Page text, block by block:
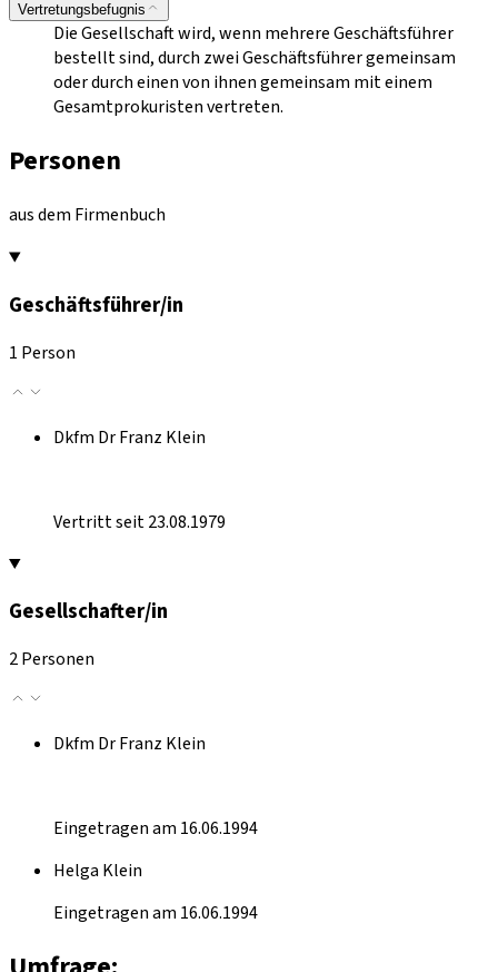
Vertretungsbefugnis
Die Gesellschaft wird, wenn mehrere Geschäftsführer
bestellt sind, durch zwei Geschäftsführer gemeinsam
oder durch einen von ihnen gemeinsam mit einem
Gesamtprokuristen vertreten.
Personen
aus dem Firmenbuch
Geschäftsführer/in
1 Person
Dkfm Dr Franz Klein
Vertritt seit 23.08.1979
Gesellschafter/in
2 Personen
Dkfm Dr Franz Klein
Eingetragen am 16.06.1994
Helga Klein
Eingetragen am 16.06.1994